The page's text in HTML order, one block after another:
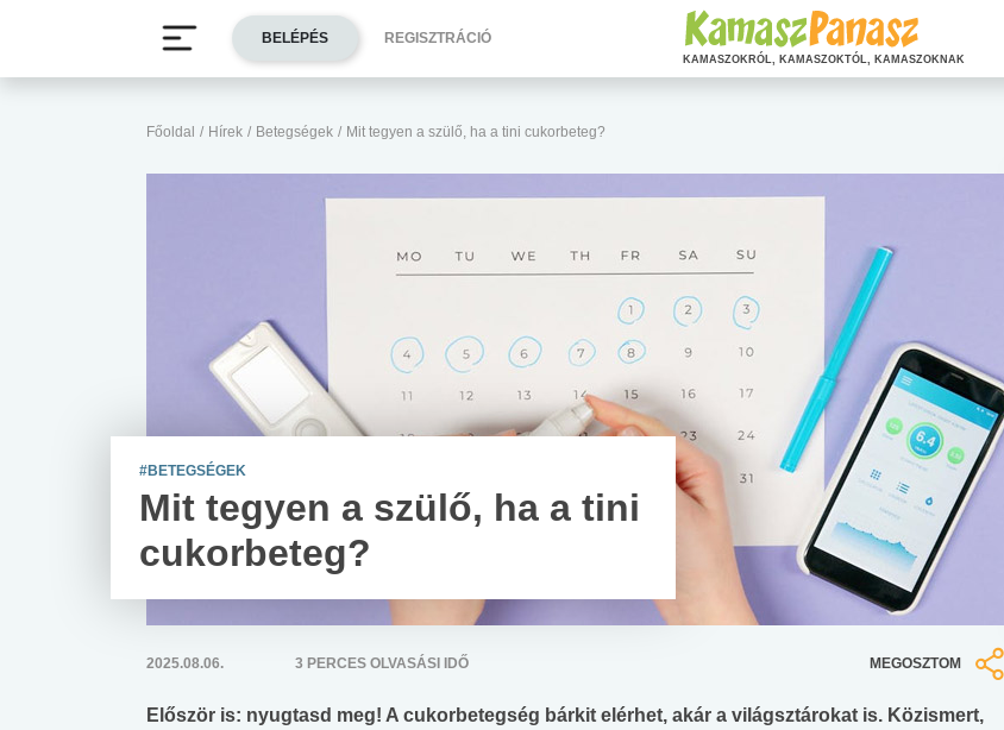
Főoldal / Hírek / Betegségek / Mit tegyen a szülő, ha a tini cukorbeteg?
#BETEGSÉGEK
Mit tegyen a szülő, ha a tini
cukorbeteg?
2025.08.06. 3 PERCES OLVASÁSI IDŐ MEGOSZTOM
Először is: nyugtasd meg! A cukorbetegség bárkit elérhet, akár a világsztárokat is. Közismert,
BELÉPÉS REGISZTRÁCIÓ
KAMASZOKRÓL, KAMASZOKTÓL, KAMASZOKNAK